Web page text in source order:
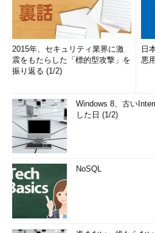
2015年、セキュリティ業界に激
震をもたらした「標的型攻撃」を
振り返る (1/2)
日
悪
Windows 8、古い
した日 (1/2)
NoSQL